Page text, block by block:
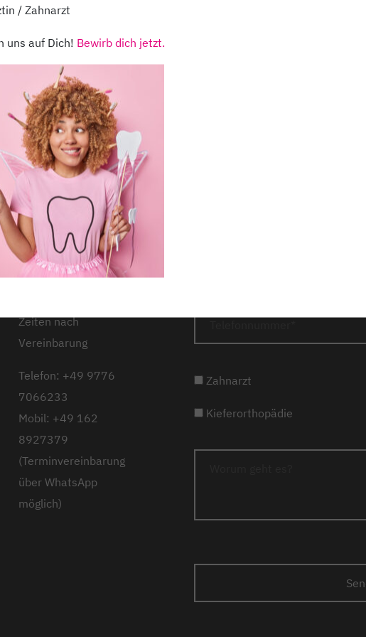
Mellrichstadt,
Straße 12
08:00 Uhr – 14:00 Uhr
Dienstag
10:00 Uhr – 18:00 Uhr
Mittwoch
08:00 Uhr – 16:00 Uhr
Donnerstag
11:00 Uhr – 18:00 Uhr
Freitag
08:00 Uhr – 14:00 Uhr
Zeiten nach
Vereinbarung
Telefon: +49 9776
7066233
Mobil: +49 162
8927379
(Terminvereinbarung
über WhatsApp
möglich)
Zahnarzt
Kieferorthopädie
/ Zahnarzt
uns auf Dich! Bewirb dich jetzt.